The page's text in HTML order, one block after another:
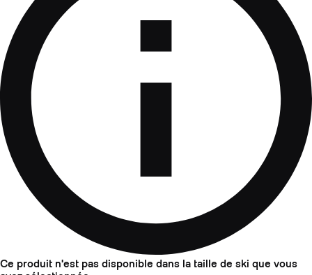
Ce produit n'est pas disponible dans la taille de ski que vous